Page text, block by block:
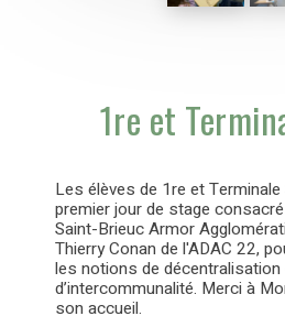
1re et
Les élèves de 1re et Terminale
premier jour de stage
Saint-Brieuc Armor
Thierry Conan de l'ADAC 22,
les notions de décentralisation
d’intercommunalité. Merci à
son accueil.